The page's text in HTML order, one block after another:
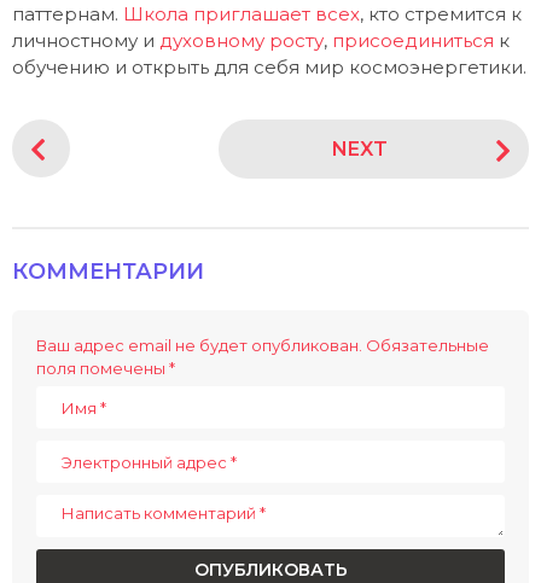
паттернам. Школа приглашает всех, кто стремится к
личностному и духовному росту, присоединиться к
обучению и открыть для себя мир космоэнергетики.
a
NEXT
КОММЕНТАРИИ
Ваш адрес email не будет опубликован. Обязательные
поля помечены *